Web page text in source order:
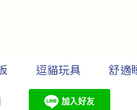
逗貓玩具 舒適